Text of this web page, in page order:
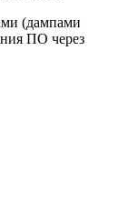
(дампами
ПО через